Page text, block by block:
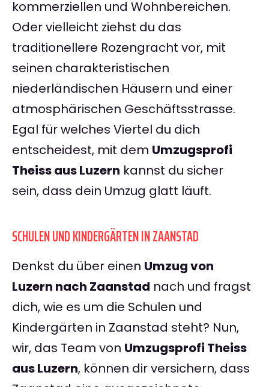
kommerziellen und Wohnbereichen.
Oder vielleicht ziehst du das
traditionellere Rozengracht vor, mit
seinen charakteristischen
niederländischen Häusern und einer
atmosphärischen Geschäftsstrasse.
Egal für welches Viertel du dich
entscheidest, mit dem Umzugsprofi
Theiss aus Luzern kannst du sicher
sein, dass dein Umzug glatt läuft.
SCHULEN UND KINDERGÄRTEN IN ZAANSTAD
Denkst du über einen Umzug von
Luzern nach Zaanstad nach und fragst
dich, wie es um die Schulen und
Kindergärten in Zaanstad steht? Nun,
wir, das Team von Umzugsprofi Theiss
aus Luzern, können dir versichern, dass